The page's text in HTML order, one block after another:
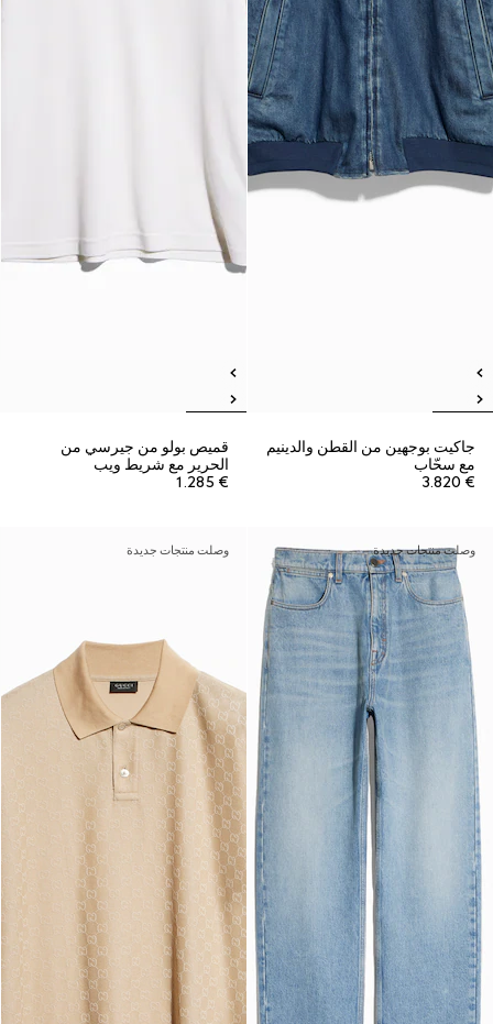
جاكيت بوجهين من القطن والدينيم
مع سحّاب
€ 3.820
قميص بولو من جيرسي من
الحرير مع شريط ويب
€ 1.285
وصلت منتجات جديدة وصلت منتجات جديدة